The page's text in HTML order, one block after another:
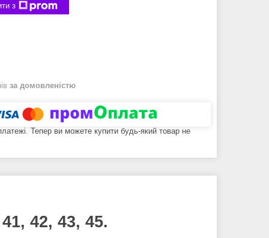
з
за домовленістю
Тепер ви можете купити будь-який товар не
42, 43, 45.